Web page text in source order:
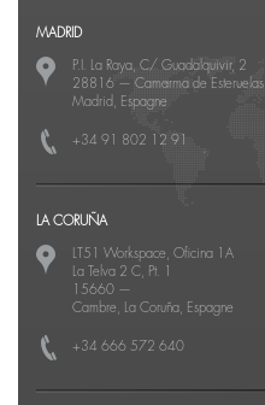
MADRID
P.I. La Raya, C/ Guadalquivir, 2
28816 — Camarma de Esteruelas
Madrid, Espagne
+34 91 802 12 91
LA CORUÑA
LT51 Workspace, Oficina 1A
La Telva 2 C, Pt. 1
15660 —
Cambre, La Coruña, Espagne
+34 666 572 640